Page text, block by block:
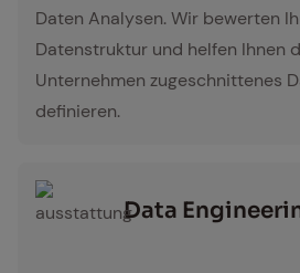
Daten Analysen. Wir bewerten
Datenstruktur und helfen Ihnen
Unternehmen zugeschnittenes
definieren.
Data